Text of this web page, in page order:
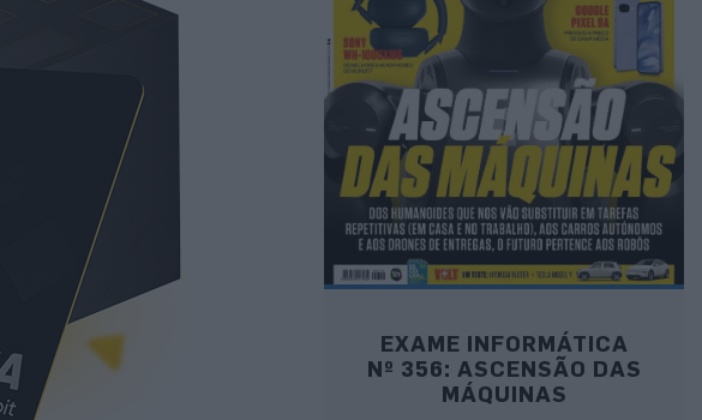
EXAME INFORMÁTICA
Nº 356: ASCENSÃO DAS
MÁQUINAS